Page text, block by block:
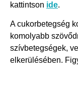
kattintson ide.
A cukorbetegség
komolyabb
szívbetegségek,
elkerülésében.